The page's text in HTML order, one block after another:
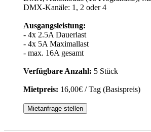
DMX-Kanäle: 1, 2 oder 4
Ausgangsleistung:
- 4x 2.5A Dauerlast
- 4x 5A Maximallast
- max. 16A gesamt
Verfügbare Anzahl: 5 Stück
Mietpreis: 16,00€ / Tag (Basispreis)
Mietanfrage stellen